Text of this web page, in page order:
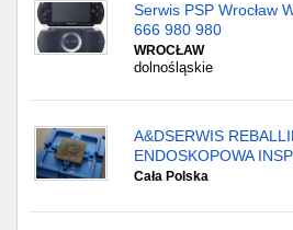
Serwis PSP Wrocław
666 980 980
WROCŁAW
dolnośląskie
A&DSERWIS
ENDOSKOPOWA
Cała Polska